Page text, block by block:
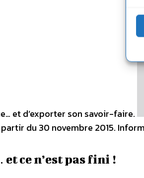
et d’exporter son savoir-faire.
du 30 novembre 2015.
et ce n’est pas fini !